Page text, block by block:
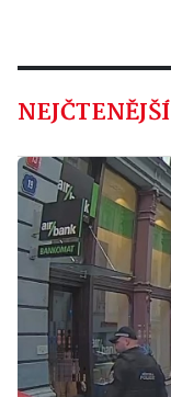
NEJČTENĚJŠÍ